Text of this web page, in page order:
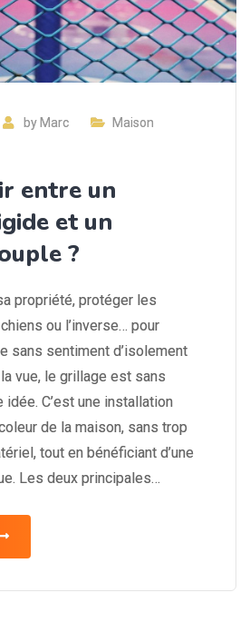
by Marc
Maison
entre un
et un
?
propriété, protéger les
ou l’inverse… pour
sans sentiment d’isolement
vue, le grillage est sans
C’est une installation
de la maison, sans trop
tout en bénéficiant d’une
Les deux principales…